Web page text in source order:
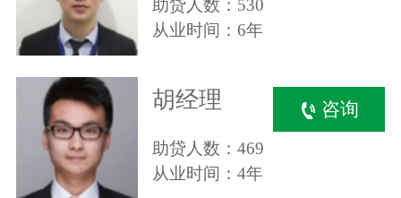
助贷人数：530
从业时间：6年
胡经理
助贷人数：469
从业时间：4年
咨询